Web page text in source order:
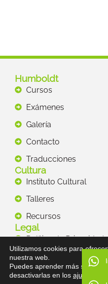
Humboldt
Cursos
Exámenes
Galería
Contacto
Traducciones
Cultura
Instituto Cultural
Talleres
Recursos
Legal
Política de Privacidad
Descargo de
Términos y Condiciones
Utilizamos cookies para
nuestra web.
Puedes aprender más sobre
desactivarlas en los ajustes